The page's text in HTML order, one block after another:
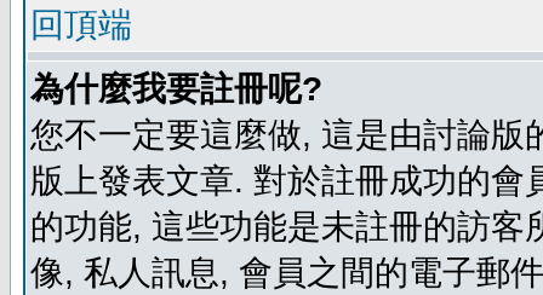
回頂端
為什麼我要註冊呢?
您不一定要這麼做, 這是由討論
版上發表文章. 對於註冊成功的
的功能, 這些功能是未註冊的訪
像, 私人訊息, 會員之間的電子郵